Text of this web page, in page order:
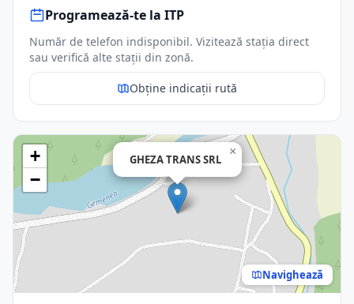
Programează-te la ITP
Număr de telefon indisponibil. Vizitează stația direct
sau verifică alte stații din zonă.
Obține indicații rută
GHEZA TRANS SRL
×
+
−
Navighează